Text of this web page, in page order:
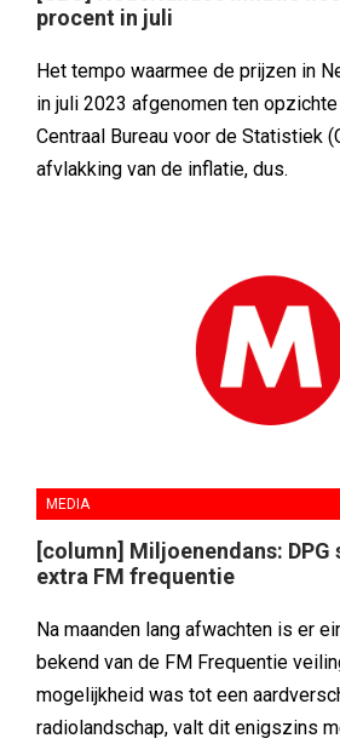
procent in juli
Het tempo waarmee de prijzen in
in juli 2023 afgenomen ten opzichte
Centraal Bureau voor de Statistiek
afvlakking van de inflatie, dus.
MEDIA
[column] Miljoenendans:
extra FM frequentie
Na maanden lang afwachten is er
bekend van de FM Frequentie
mogelijkheid was tot een
radiolandschap, valt dit enigszins